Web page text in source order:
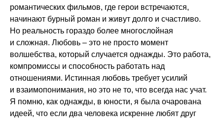
романтических фильмов, где герои встречаются,
начинают бурный роман и живут долго и счастливо.
Но реальность гораздо более многослойная
и сложная. Любовь – это не просто момент
волшебства, который случается однажды. Это работа,
компромиссы и способность работать над
отношениями. Истинная любовь требует усилий
и взаимопонимания, но это не то, что всегда нас учат.
Я помню, как однажды, в юности, я была очарована
идеей, что если два человека искренне любят друг